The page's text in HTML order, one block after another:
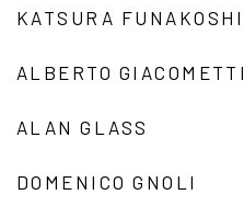
KATSURA FUNAKOSHI
ALBERTO GIACOMETTI
ALAN GLASS
DOMENICO GNOLI